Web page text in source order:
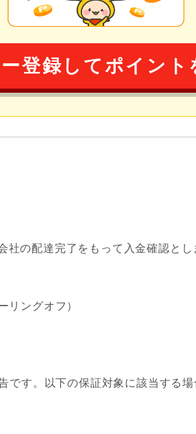
登録してポイント
社の配達完了をもって入金確認とし
リングオフ）
です。以下の保証対象に該当する